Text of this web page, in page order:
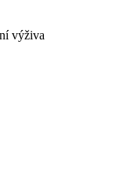
výživa